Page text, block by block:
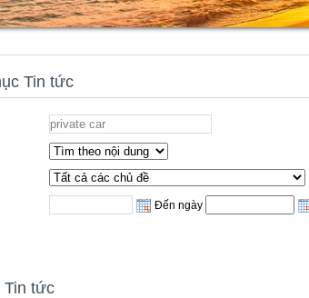
Tin tức
Đến ngày
Tin tức